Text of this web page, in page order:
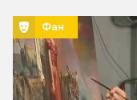
Фан